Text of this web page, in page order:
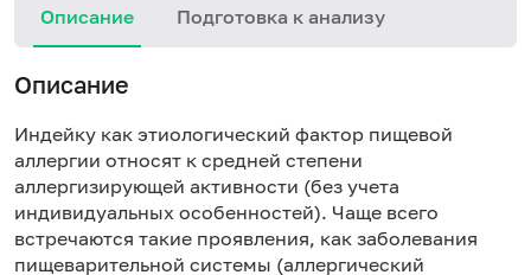
Описание Подготовка к анализу
Описание
Индейку как этиологический фактор пищевой
аллергии относят к средней степени
аллергизирующей активности (без учета
индивидуальных особенностей). Чаще всего
встречаются такие проявления, как заболевания
пищеварительной системы (аллергический